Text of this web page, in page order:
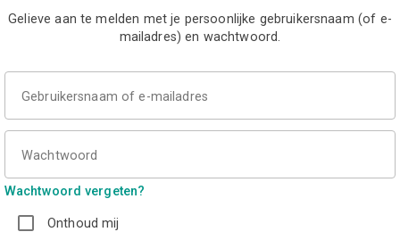
Gelieve aan te melden met je persoonlijke gebruikersnaam (of e-
mailadres) en wachtwoord.
Gebruikersnaam of e-mailadres
Wachtwoord
Wachtwoord vergeten?
Onthoud mij